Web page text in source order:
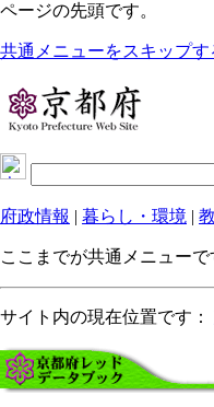
ページの先頭です。
共通メニューをスキップす
府政情報 | 暮らし・環境 |
ここまでが共通メニューで
サイト内の現在位置です：